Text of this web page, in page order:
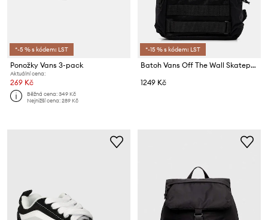
*-5 % s kódem: LST
Ponožky Vans 3-pack
Aktuální cena:
269 Kč
Běžná cena:349 Kč
Nejnižší cena:289 Kč
*-15 % s kódem: LST
Batoh Vans Off The Wall Skatepack
1249 Kč